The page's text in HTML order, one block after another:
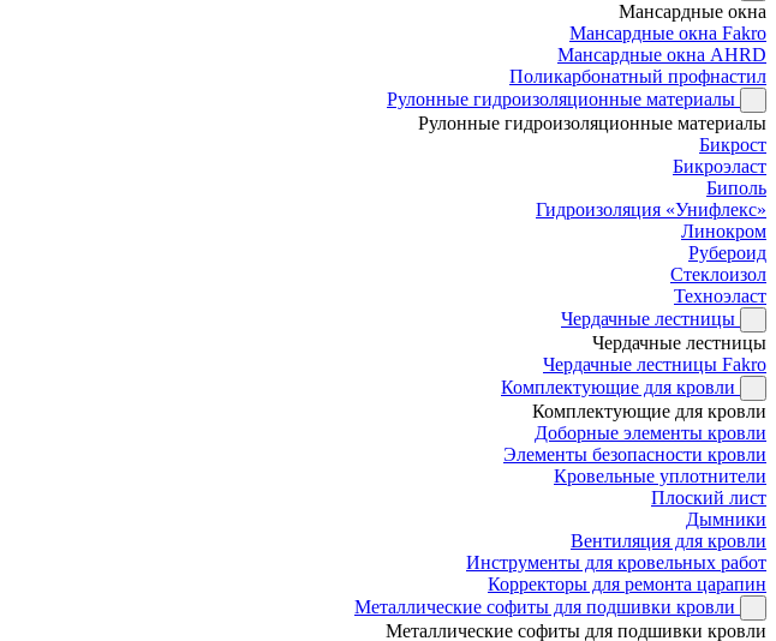
Мансардные окна
Мансардные окна Fakro
Мансардные окна AHRD
Поликарбонатный профнастил
Рулонные гидроизоляционные материалы
Рулонные гидроизоляционные материалы
Бикрост
Бикроэласт
Биполь
Гидроизоляция «Унифлекс»
Линокром
Рубероид
Стеклоизол
Техноэласт
Чердачные лестницы
Чердачные лестницы
Чердачные лестницы Fakro
Комплектующие для кровли
Комплектующие для кровли
Доборные элементы кровли
Элементы безопасности кровли
Кровельные уплотнители
Плоский лист
Дымники
Вентиляция для кровли
Инструменты для кровельных работ
Корректоры для ремонта царапин
Металлические софиты для подшивки кровли
Металлические софиты для подшивки кровли